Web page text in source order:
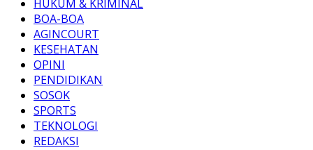
HUKUM & KRIMINAL
BOA-BOA
AGINCOURT
KESEHATAN
OPINI
PENDIDIKAN
SOSOK
SPORTS
TEKNOLOGI
REDAKSI